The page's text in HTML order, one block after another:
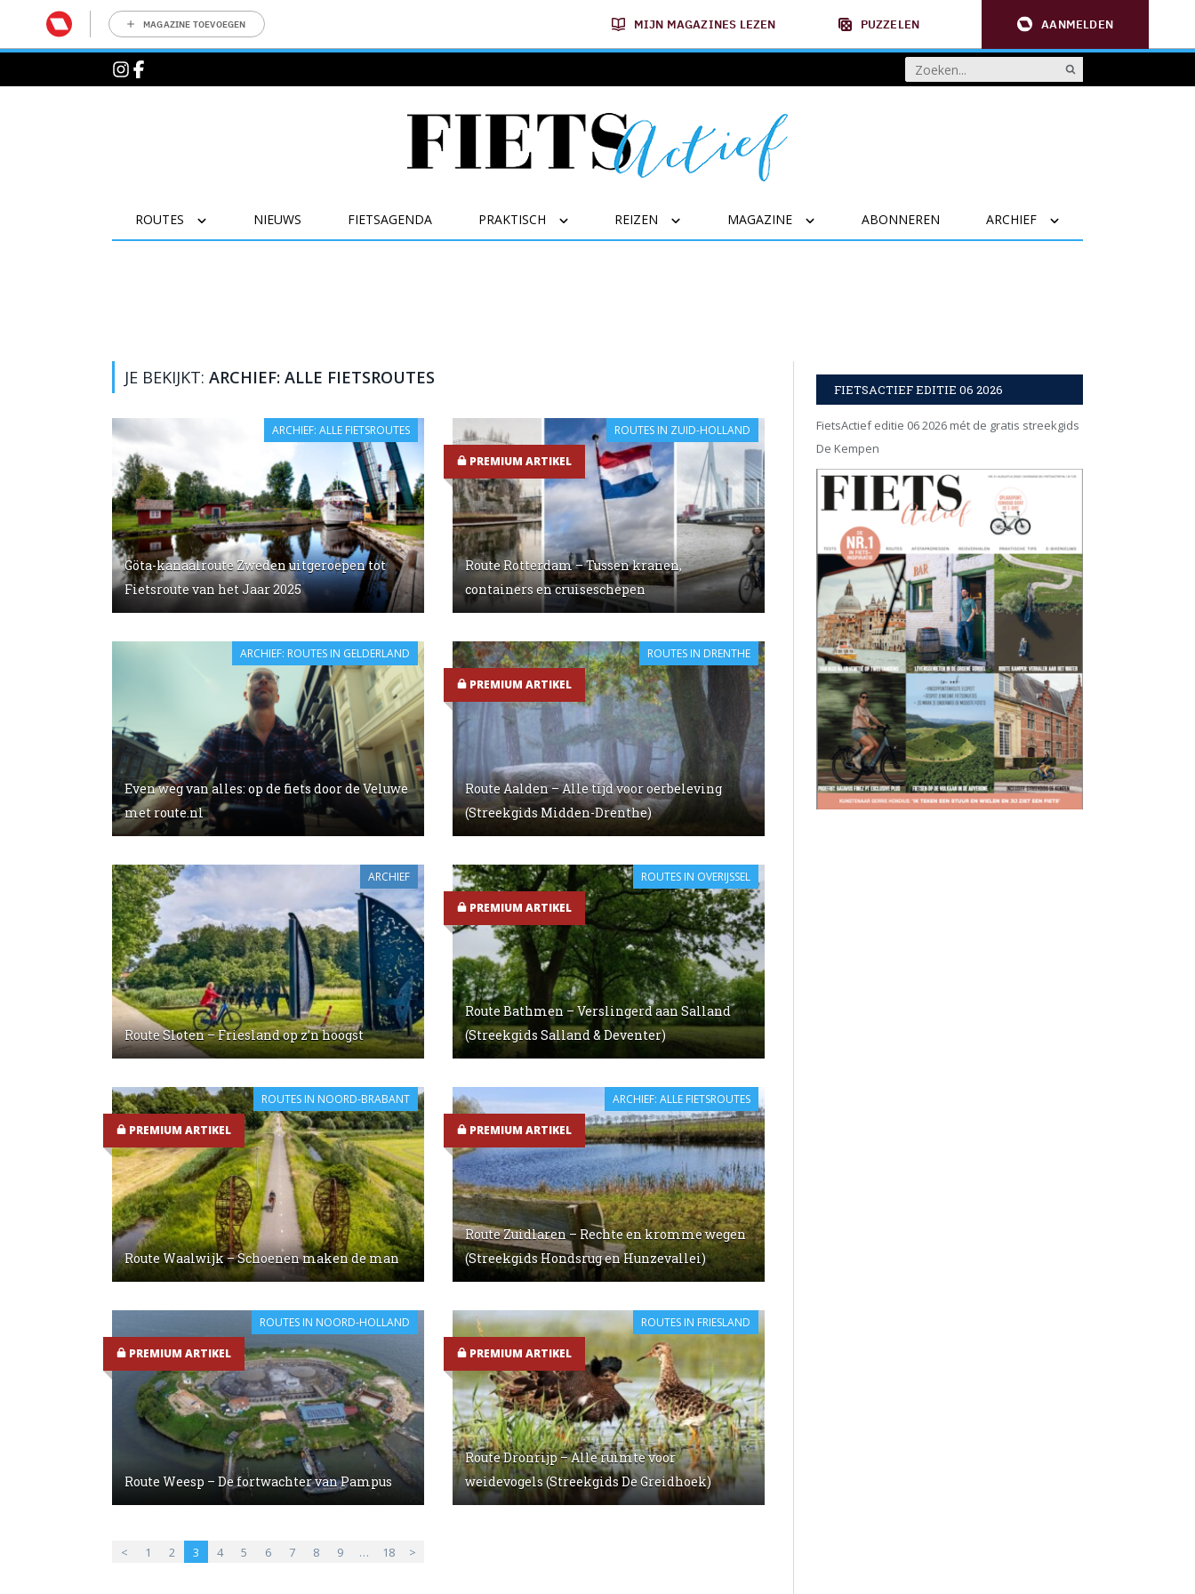
MAGAZINE TOEVOEGEN MIJN MAGAZINES LEZEN PUZZELEN AANMELDEN
ROUTES NIEUWS FIETSAGENDA PRAKTISCH REIZEN MAGAZINE ABONNEREN ARCHIEF
JE BEKIJKT: ARCHIEF: ALLE FIETSROUTES
Göta-kanaalroute Zweden uitgeroepen tot
Fietsroute van het Jaar 2025
ARCHIEF: ALLE FIETSROUTES
Route Rotterdam – Tussen kranen,
containers en cruiseschepen
PREMIUM ARTIKEL
ROUTES IN ZUID-HOLLAND
Even weg van alles: op de fiets door de Veluwe
met route.nl
ARCHIEF: ROUTES IN GELDERLAND
Route Aalden – Alle tijd voor oerbeleving
(Streekgids Midden-Drenthe)
PREMIUM ARTIKEL
ROUTES IN DRENTHE
Route Sloten – Friesland op z’n hoogst
ARCHIEF
Route Bathmen – Verslingerd aan Salland
(Streekgids Salland & Deventer)
PREMIUM ARTIKEL
ROUTES IN OVERIJSSEL
Route Waalwijk – Schoenen maken de man
PREMIUM ARTIKEL
ROUTES IN NOORD-BRABANT
Route Zuidlaren – Rechte en kromme wegen
(Streekgids Hondsrug en Hunzevallei)
PREMIUM ARTIKEL
ARCHIEF: ALLE FIETSROUTES
Route Weesp – De fortwachter van Pampus
PREMIUM ARTIKEL
ROUTES IN NOORD-HOLLAND
Route Dronrijp – Alle ruimte voor
weidevogels (Streekgids De Greidhoek)
PREMIUM ARTIKEL
ROUTES IN FRIESLAND
< 1 2 3 4 5 6 7 8 9 … 18 >
FIETSACTIEF EDITIE 06 2026
FietsActief editie 06 2026 mét de gratis streekgids
De Kempen